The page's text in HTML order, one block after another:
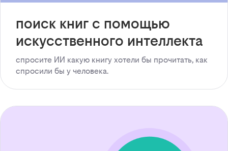
поиск книг с помощью
искусственного интеллекта
спросите ИИ какую книгу хотели бы прочитать, как
спросили бы у человека.